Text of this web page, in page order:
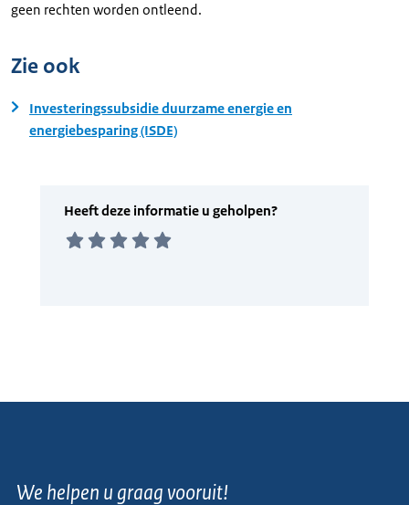
geen rechten worden ontleend.
Zie ook
Investeringssubsidie duurzame energie en
energiebesparing (ISDE)
We helpen u graag vooruit!